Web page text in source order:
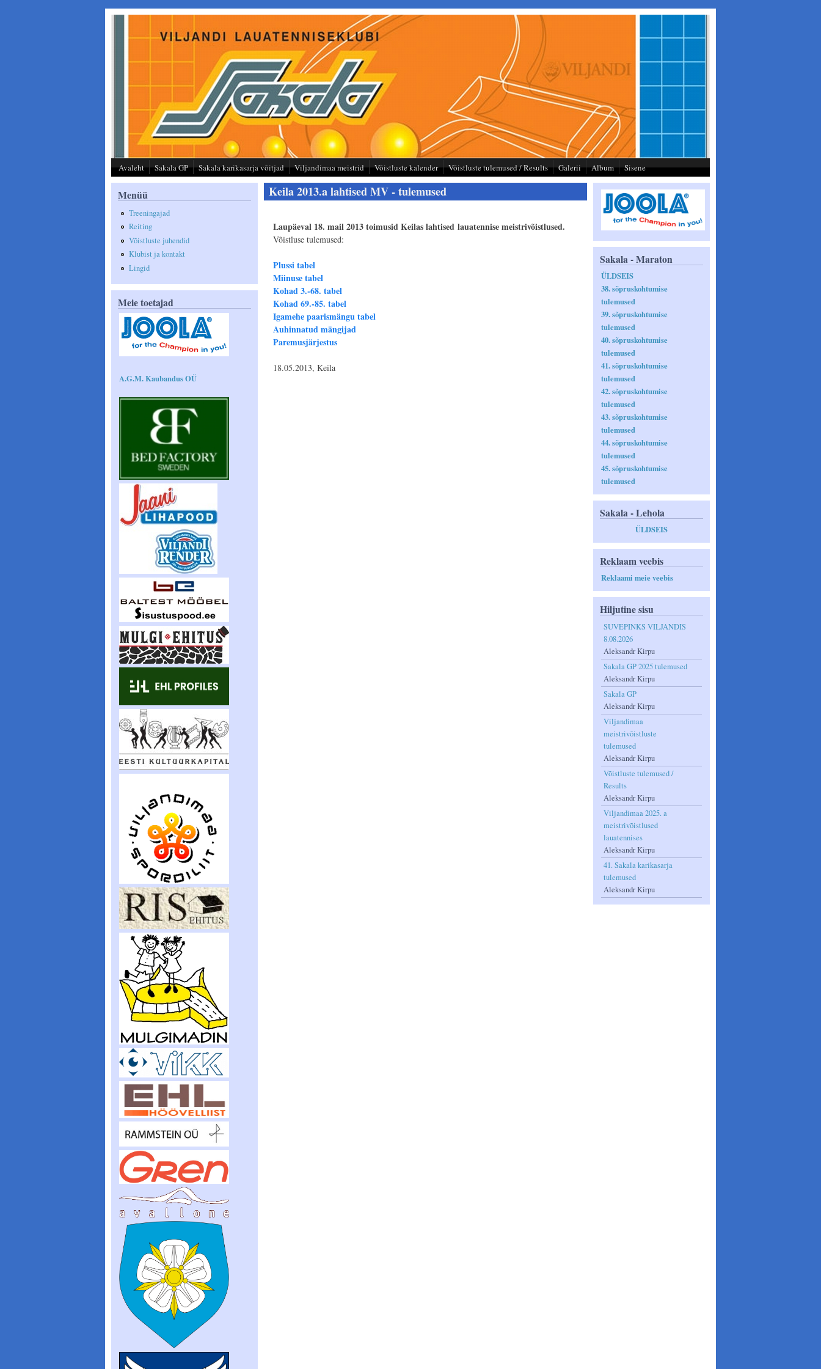
Avaleht Sakala GP Sakala karikasarja võitjad Viljandimaa meistrid Võistluste kalender Võistluste tulemused / Results Galerii Album Sisene
Menüü
Treeningajad
Reiting
Võistluste juhendid
Klubist ja kontakt
Lingid
Meie toetajad
A.G.M. Kaubandus OÜ
Keila 2013.a lahtised MV - tulemused
Laupäeval 18. mail 2013 toimusid Keilas lahtised lauatennise meistrivõistlused.
Võistluse tulemused:
Plussi tabel
Miinuse tabel
Kohad 3.-68. tabel
Kohad 69.-85. tabel
Igamehe paarismängu tabel
Auhinnatud mängijad
Paremusjärjestus
18.05.2013, Keila
Sakala - Maraton
ÜLDSEIS
38. sõpruskohtumise
tulemused
39. sõpruskohtumise
tulemused
40. sõpruskohtumise
tulemused
41. sõpruskohtumise
tulemused
42. sõpruskohtumise
tulemused
43. sõpruskohtumise
tulemused
44. sõpruskohtumise
tulemused
45. sõpruskohtumise
tulemused
Sakala - Lehola
ÜLDSEIS
Reklaam veebis
Reklaami meie veebis
Hiljutine sisu
SUVEPINKS VILJANDIS
8.08.2026
Aleksandr Kirpu
Sakala GP 2025 tulemused
Aleksandr Kirpu
Sakala GP
Aleksandr Kirpu
Viljandimaa
meistrivõistluste
tulemused
Aleksandr Kirpu
Võistluste tulemused /
Results
Aleksandr Kirpu
Viljandimaa 2025. a
meistrivõistlused
lauatennises
Aleksandr Kirpu
41. Sakala karikasarja
tulemused
Aleksandr Kirpu